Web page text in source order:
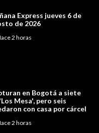
Express jueves 6 de
de 2026
2 horas
en Bogotá a siete
Mesa', pero seis
con casa por cárcel
2 horas